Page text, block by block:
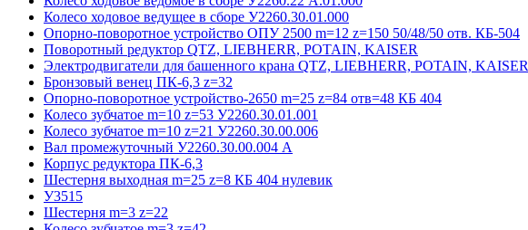
Колесо ходовое ведущее в сборе У2260.30.01.000
Опорно-поворотное устройство ОПУ 2500 m=12 z=150 50/48/50 отв. КБ-504
Поворотный редуктор QTZ, LIEBHERR, POTAIN, KAISER
Электродвигатели для башенного крана QTZ, LIEBHERR, POTAIN, KAISER
Бронзовый венец ПК-6,3 z=32
Опорно-поворотное устройство-2650 m=25 z=84 отв=48 КБ 404
Колесо зубчатое m=10 z=53 У2260.30.01.001
Колесо зубчатое m=10 z=21 У2260.30.00.006
Вал промежуточный У2260.30.00.004 А
Корпус редуктора ПК-6,3
Шестерня выходная m=25 z=8 КБ 404 нулевик
У3515
Шестерня m=3 z=22